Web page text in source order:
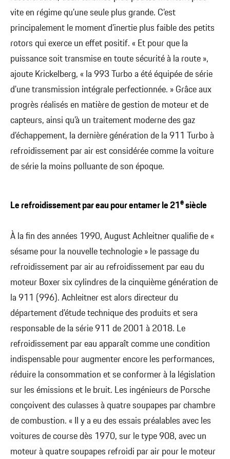
vite en régime qu’une seule plus grande. C’est
principalement le moment d’inertie plus faible des petits
rotors qui exerce un effet positif. « Et pour que la
puissance soit transmise en toute sécurité à la route »,
ajoute Krickelberg, « la 993 Turbo a été équipée de série
d’une transmission intégrale perfectionnée. » Grâce aux
progrès réalisés en matière de gestion de moteur et de
capteurs, ainsi qu’à un traitement moderne des gaz
d’échappement, la dernière génération de la 911 Turbo à
refroidissement par air est considérée comme la voiture
de série la moins polluante de son époque.
Le refroidissement par eau pour entamer le 21esiècle
À la fin des années 1990, August Achleitner qualifie de «
sésame pour la nouvelle technologie » le passage du
refroidissement par air au refroidissement par eau du
moteur Boxer six cylindres de la cinquième génération de
la 911 (996). Achleitner est alors directeur du
département d’étude technique des produits et sera
responsable de la série 911 de 2001 à 2018. Le
refroidissement par eau apparaît comme une condition
indispensable pour augmenter encore les performances,
réduire la consommation et se conformer à la législation
sur les émissions et le bruit. Les ingénieurs de Porsche
conçoivent des culasses à quatre soupapes par chambre
de combustion. « Il y a eu des essais préalables avec les
voitures de course dès 1970, sur le type 908, avec un
moteur à quatre soupapes refroidi par air pour le moteur